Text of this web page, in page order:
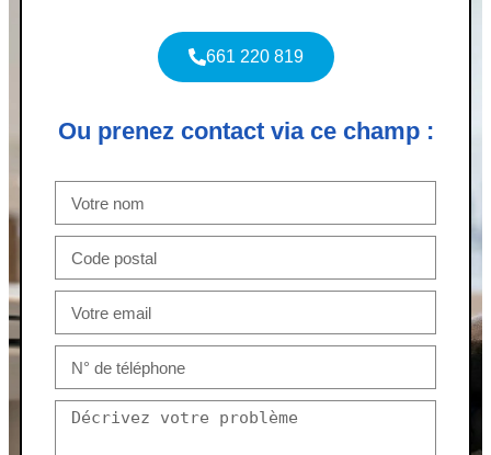
661 220 819
Ou prenez contact via ce champ :